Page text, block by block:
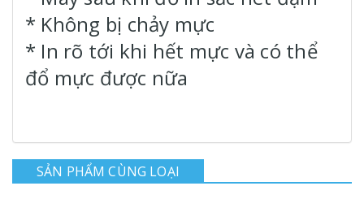
* Không bị chảy mực
* In rõ tới khi hết mực và có thể
đổ mực được nữa
SẢN PHẨM CÙNG LOẠI